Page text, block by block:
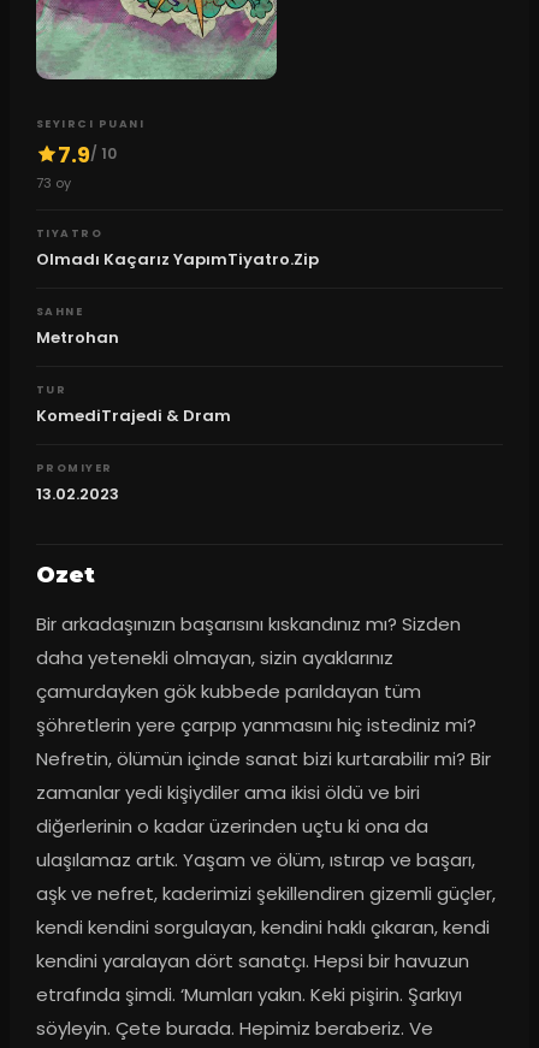
SEYIRCI PUANI
7.9/ 10
73 oy
TIYATRO
Olmadı Kaçarız YapımTiyatro.Zip
SAHNE
Metrohan
TUR
KomediTrajedi & Dram
PROMIYER
13.02.2023
Ozet
Bir arkadaşınızın başarısını kıskandınız mı? Sizden
daha yetenekli olmayan, sizin ayaklarınız
çamurdayken gök kubbede parıldayan tüm
şöhretlerin yere çarpıp yanmasını hiç istediniz mi?
Nefretin, ölümün içinde sanat bizi kurtarabilir mi? Bir
zamanlar yedi kişiydiler ama ikisi öldü ve biri
diğerlerinin o kadar üzerinden uçtu ki ona da
ulaşılamaz artık. Yaşam ve ölüm, ıstırap ve başarı,
aşk ve nefret, kaderimizi şekillendiren gizemli güçler,
kendi kendini sorgulayan, kendini haklı çıkaran, kendi
kendini yaralayan dört sanatçı. Hepsi bir havuzun
etrafında şimdi. ‘Mumları yakın. Keki pişirin. Şarkıyı
söyleyin. Çete burada. Hepimiz beraberiz. Ve